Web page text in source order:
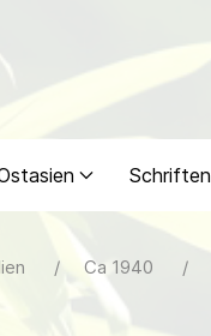
Schriften
Ca 1940